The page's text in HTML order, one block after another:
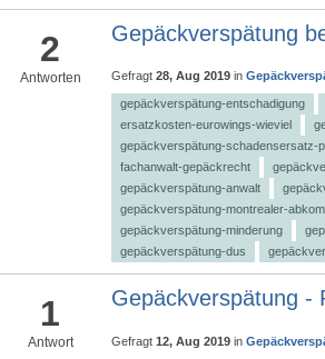
2
Antworten
Gepäckverspätung
Gefragt 28, Aug 2019 in
gepäckverspätung-entschadigung
ersatzkosten-eurowings-wieviel
gepäckverspätung-schadensersatz-
fachanwalt-gepäckrecht
gepäckverspätung-anwalt
gepäckverspätung-montrealer-
gepäckverspätung-minderung
gepäckverspätung-dus
1
Antwort
Gepäckverspätung -
Gefragt 12, Aug 2019 in